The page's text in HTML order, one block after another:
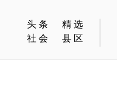
头条
精选
社会
县区